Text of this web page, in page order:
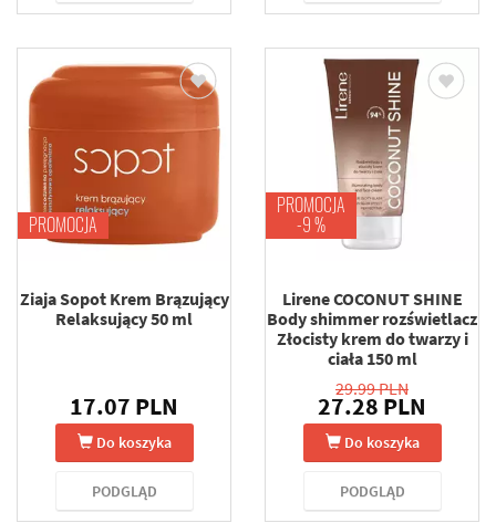
PROMOCJA
Ziaja Sopot Krem Brązujący
Relaksujący 50 ml
17.07 PLN
Do koszyka
PODGLĄD
PROMOCJA
-9 %
Lirene COCONUT SHINE
Body shimmer rozświetlacz
Złocisty krem do twarzy i
ciała 150 ml
29.99 PLN
27.28 PLN
Do koszyka
PODGLĄD